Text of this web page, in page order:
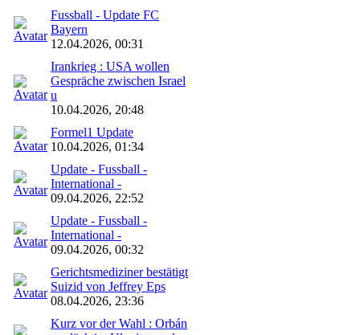
Fussball - Update FC
Bayern
12.04.2026, 00:31
Irankrieg : USA wollen
Gespräche zwischen Israel
u
10.04.2026, 20:48
Formel1 Update
10.04.2026, 01:34
Update - Fussball -
International -
09.04.2026, 22:52
Update - Fussball -
International -
09.04.2026, 00:32
Gerichtsmediziner bestätigt
Suizid von Jeffrey Eps
08.04.2026, 23:36
Kurz vor der Wahl : Orbán